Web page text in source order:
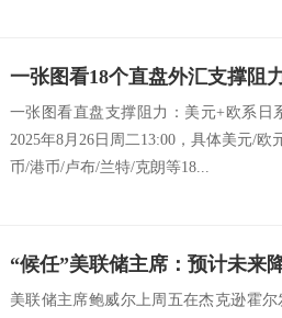
一张图看直盘支撑阻力：美元+欧系日
2025年8月26日周二13:00，具体美元/
币/港币/卢布/兰特/克朗等18...
美联储主席鲍威尔上周五在杰克逊霍